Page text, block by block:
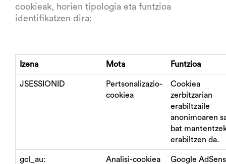
cookieak, horien tipologia eta funtzioa
identifikatzen dira:
Izena Mota Funtzioa
JSESSIONID
Pertsonalizazio-
cookiea
Cookiea
zerbitzarian
erabiltzaile
anonimoaren
bat
erabiltzen da.
gcl_au: Analisi-cookiea
Google